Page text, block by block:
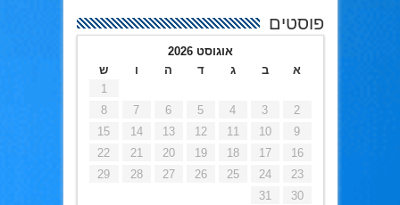
פוסטים
אוגוסט 2026
א
ב ג ד ה ו
ש
1
2
3
4
5
6
7
8
9
10
11
12
13
14
15
16
17
18
19
20
21
22
23
24
25
26
27
28
29
30
31